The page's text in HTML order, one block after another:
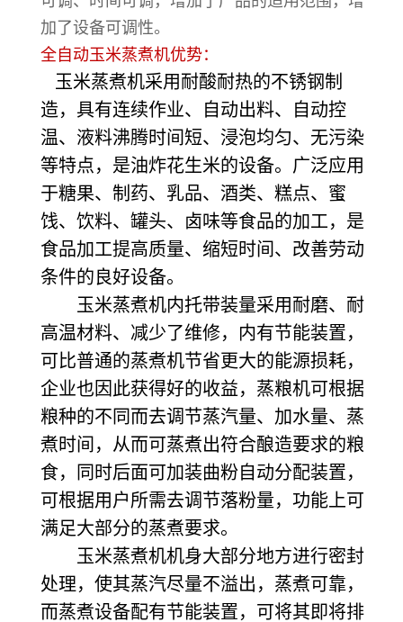
加了设备可调性。
全自动玉米蒸煮机优势：
玉米蒸煮机采用耐酸耐热的不锈钢制
造，具有连续作业、自动出料、自动控
温、液料沸腾时间短、浸泡均匀、无污染
等特点，是油炸花生米的设备。广泛应用
于糖果、制药、乳品、酒类、糕点、蜜
饯、饮料、罐头、卤味等食品的加工，是
食品加工提高质量、缩短时间、改善劳动
条件的良好设备。
玉米蒸煮机内托带装量采用耐磨、耐
高温材料、减少了维修，内有节能装置，
可比普通的蒸煮机节省更大的能源损耗，
企业也因此获得好的收益，蒸粮机可根据
粮种的不同而去调节蒸汽量、加水量、蒸
煮时间，从而可蒸煮出符合酿造要求的粮
食，同时后面可加装曲粉自动分配装置，
可根据用户所需去调节落粉量，功能上可
满足大部分的蒸煮要求。
玉米蒸煮机机身大部分地方进行密封
处理，使其蒸汽尽量不溢出，蒸煮可靠，
而蒸煮设备配有节能装置，可将其即将排